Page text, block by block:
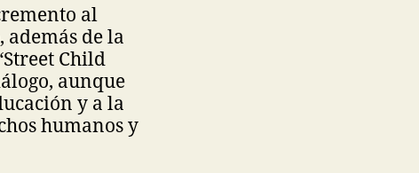
al
de la
Child
aunque
y a la
humanos y